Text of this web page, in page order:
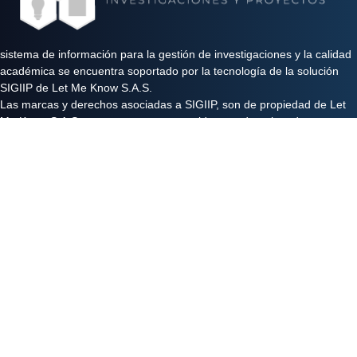
sistema de información para la gestión de investigaciones y la calidad
académica se encuentra soportado por la tecnología de la solución
SIGIIP de Let Me Know S.A.S.
Las marcas y derechos asociadas a SIGIIP, son de propiedad de Let
Me Know S.A.S y se encuentran protegidos por derechos de autor e